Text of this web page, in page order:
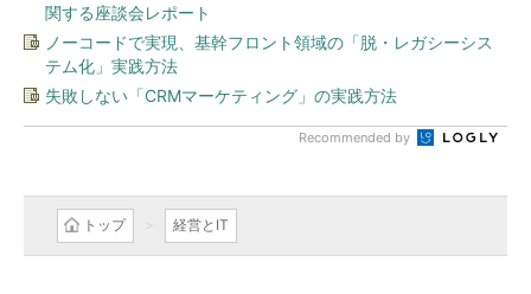
関する座談会レポート
ノーコードで実現、基幹フロント領域の「脱・レガシーシス
テム化」実践方法
失敗しない「CRMマーケティング」の実践方法
Recommended by
トップ 経営とIT